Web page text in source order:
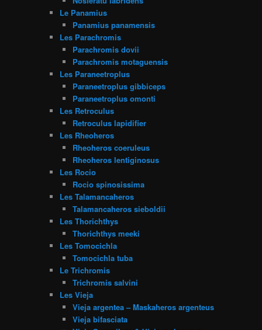
Le Panamius
Panamius panamensis
Les Parachromis
Parachromis dovii
Parachromis motaguensis
Les Paraneetroplus
Paraneetroplus gibbiceps
Paraneetroplus omonti
Les Retroculus
Retroculus lapidifier
Les Rheoheros
Rheoheros coeruleus
Rheoheros lentiginosus
Les Rocio
Rocio spinosissima
Les Talamancaheros
Talamancaheros sieboldii
Les Thorichthys
Thorichthys meeki
Les Tomocichla
Tomocichla tuba
Le Trichromis
Trichromis salvini
Les Vieja
Vieja argentea – Maskaheros argenteus
Vieja bifasciata